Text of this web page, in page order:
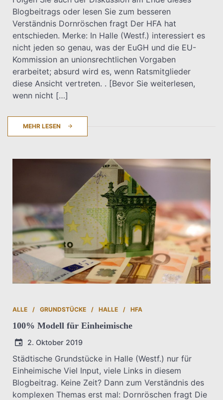
T.Dreier
Blogbeitrags oder lesen Sie zum besseren
Verständnis Dornröschen fragt Der HFA hat
entschieden. Merke: In Halle (Westf.) interessiert es
nicht jeden so genau, was der EuGH und die EU-
Kommission an unionsrechtlichen Vorgaben
erarbeitet; absurd wird es, wenn Ratsmitglieder
diese Ansicht vertreten. . [Bevor Sie weiterlesen,
wenn nicht […]
MEHR LESEN
ALLE GRUNDSTÜCKE HALLE HFA
100% Modell für Einheimische
T.Dreier
2. Oktober 2019
Städtische Grundstücke in Halle (Westf.) nur für
Einheimische Viel Input, viele Links in diesem
Blogbeitrag. Keine Zeit? Dann zum Verständnis des
komplexen Themas erst mal: Dornröschen fragt Die